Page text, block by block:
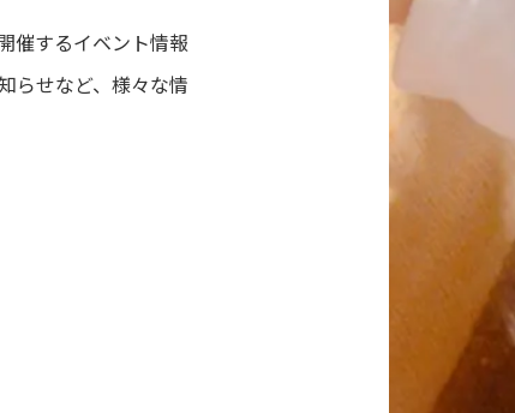
催するイベント情報
らせなど、様々な情